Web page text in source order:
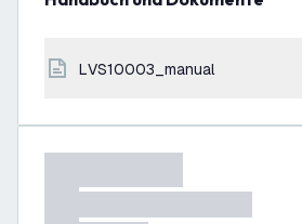
LVS10003_manual